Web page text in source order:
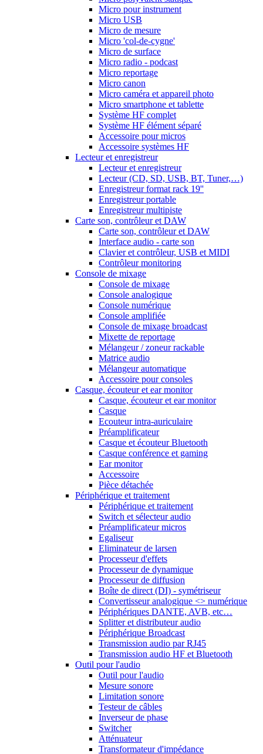
Micro pour instrument
Micro USB
Micro de mesure
Micro 'col-de-cygne'
Micro de surface
Micro radio - podcast
Micro reportage
Micro canon
Micro caméra et appareil photo
Micro smartphone et tablette
Système HF complet
Système HF élément séparé
Accessoire pour micros
Accessoire systèmes HF
Lecteur et enregistreur
Lecteur et enregistreur
Lecteur (CD, SD, USB, BT, Tuner,…)
Enregistreur format rack 19''
Enregistreur portable
Enregistreur multipiste
Carte son, contrôleur et DAW
Carte son, contrôleur et DAW
Interface audio - carte son
Clavier et contrôleur, USB et MIDI
Contrôleur monitoring
Console de mixage
Console de mixage
Console analogique
Console numérique
Console amplifiée
Console de mixage broadcast
Mixette de reportage
Mélangeur / zoneur rackable
Matrice audio
Mélangeur automatique
Accessoire pour consoles
Casque, écouteur et ear monitor
Casque, écouteur et ear monitor
Casque
Ecouteur intra-auriculaire
Préamplificateur
Casque et écouteur Bluetooth
Casque conférence et gaming
Ear monitor
Accessoire
Pièce détachée
Périphérique et traitement
Périphérique et traitement
Switch et sélecteur audio
Préamplificateur micros
Egaliseur
Eliminateur de larsen
Processeur d'effets
Processeur de dynamique
Processeur de diffusion
Boîte de direct (DI) - symétriseur
Convertisseur analogique <> numérique
Périphériques DANTE, AVB, etc…
Splitter et distributeur audio
Périphérique Broadcast
Transmission audio par RJ45
Transmission audio HF et Bluetooth
Outil pour l'audio
Outil pour l'audio
Mesure sonore
Limitation sonore
Testeur de câbles
Inverseur de phase
Switcher
Atténuateur
Transformateur d'impédance